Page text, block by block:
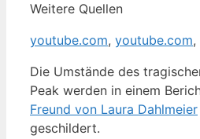
Weitere Quellen
youtube.com, youtube.com,
Die Umstände des
Peak werden in einem
Freund von Laura Dahlmeier
geschildert.